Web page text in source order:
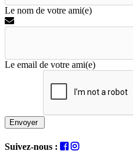
Le nom de votre ami(e)
Le email de votre ami(e)
Envoyer
Suivez-nous :